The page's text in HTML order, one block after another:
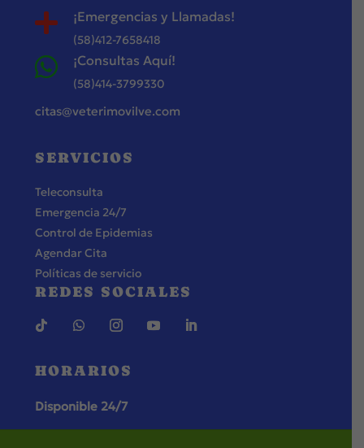
 ¡Emergencias y Llamadas!
(58)412-7658418
 ¡Consultas Aquí!
(58)414-3799330
citas@veterimovilve.com
SERVICIOS
Teleconsulta
Emergencia 24/7
Control de Epidemias
Agendar Cita
Políticas de servicio
REDES SOCIALES
HORARIOS
Disponible 24/7